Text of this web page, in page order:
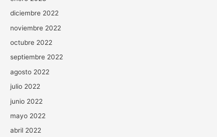
diciembre 2022
noviembre 2022
octubre 2022
septiembre 2022
agosto 2022
julio 2022
junio 2022
mayo 2022
abril 2022